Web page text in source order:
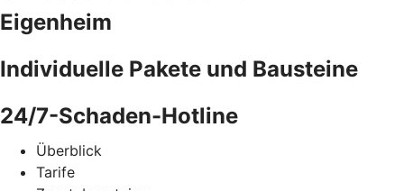
Eigenheim
Individuelle Pakete und Bausteine
24/7-Schaden-Hotline
Überblick
Tarife